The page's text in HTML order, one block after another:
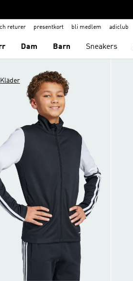
returer presentkort bli medlem adiclub
Dam Barn Sneakers
Kläder